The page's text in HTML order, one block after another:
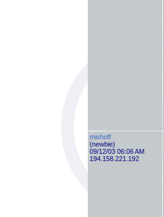
mishoff
(newbie)
09/12/03 06:06 AM
194.158.221.192